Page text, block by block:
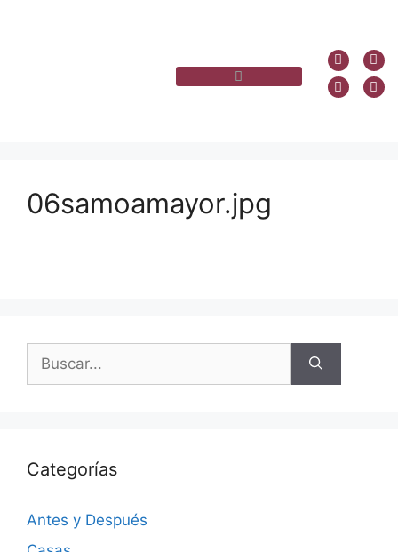
06samoamayor.jpg
Categorías
Antes y Después